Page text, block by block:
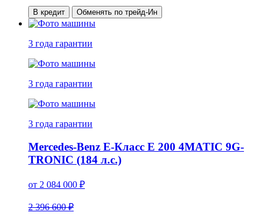
В кредит Обменять по трейд-Ин
3 года гарантии
3 года гарантии
3 года гарантии
Mercedes-Benz E-Класс E 200 4MATIC 9G-
TRONIC (184 л.с.)
от 2 084 000 ₽
2 396 600 ₽